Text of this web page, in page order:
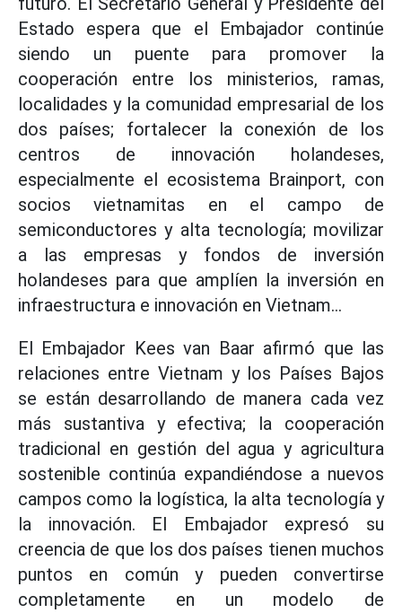
Estado espera que el Embajador continúe
siendo un puente para promover la
cooperación entre los ministerios, ramas,
localidades y la comunidad empresarial de los
dos países; fortalecer la conexión de los
centros de innovación holandeses,
especialmente el ecosistema Brainport, con
socios vietnamitas en el campo de
semiconductores y alta tecnología; movilizar
a las empresas y fondos de inversión
holandeses para que amplíen la inversión en
infraestructura e innovación en Vietnam...
El Embajador Kees van Baar afirmó que las
relaciones entre Vietnam y los Países Bajos
se están desarrollando de manera cada vez
más sustantiva y efectiva; la cooperación
tradicional en gestión del agua y agricultura
sostenible continúa expandiéndose a nuevos
campos como la logística, la alta tecnología y
la innovación. El Embajador expresó su
creencia de que los dos países tienen muchos
puntos en común y pueden convertirse
completamente en un modelo de